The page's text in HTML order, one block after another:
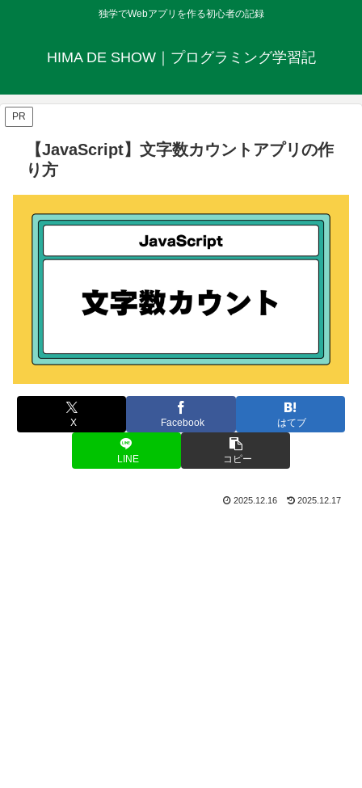
独学でWebアプリを作る初心者の記録
HIMA DE SHOW｜プログラミング学習記
PR
【JavaScript】文字数カウントアプリの作
り方
X Facebook はてブ
LINE コピー
2025.12.16 2025.12.17